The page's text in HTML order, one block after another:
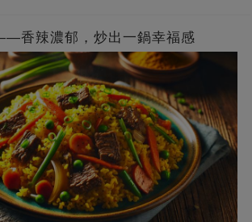
香辣濃郁，炒出一鍋幸福感